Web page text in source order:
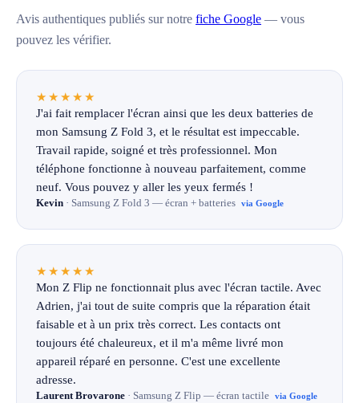
Avis authentiques publiés sur notre fiche Google — vous
pouvez les vérifier.
★★★★★
J'ai fait remplacer l'écran ainsi que les deux batteries de
mon Samsung Z Fold 3, et le résultat est impeccable.
Travail rapide, soigné et très professionnel. Mon
téléphone fonctionne à nouveau parfaitement, comme
neuf. Vous pouvez y aller les yeux fermés !
Kevin · Samsung Z Fold 3 — écran + batteries via Google
★★★★★
Mon Z Flip ne fonctionnait plus avec l'écran tactile. Avec
Adrien, j'ai tout de suite compris que la réparation était
faisable et à un prix très correct. Les contacts ont
toujours été chaleureux, et il m'a même livré mon
appareil réparé en personne. C'est une excellente
adresse.
Laurent Brovarone · Samsung Z Flip — écran tactile via Google